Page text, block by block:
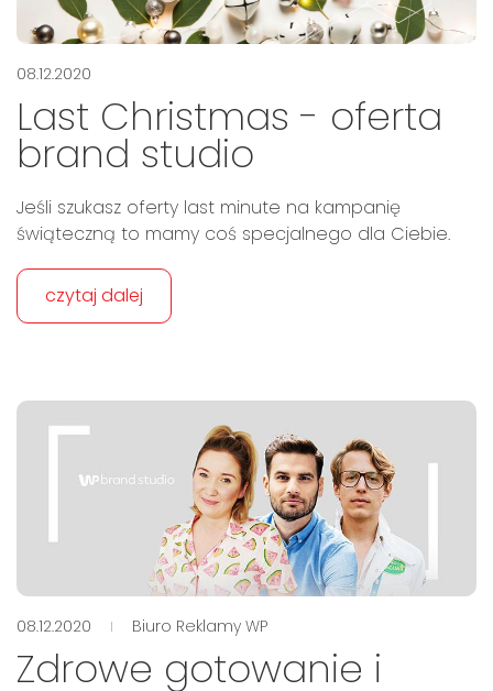
08.12.2020
Last Christmas - oferta
brand studio
Jeśli szukasz oferty last minute na kampanię
świąteczną to mamy coś specjalnego dla Ciebie.
czytaj dalej
08.12.2020 Biuro Reklamy WP
Zdrowe gotowanie i